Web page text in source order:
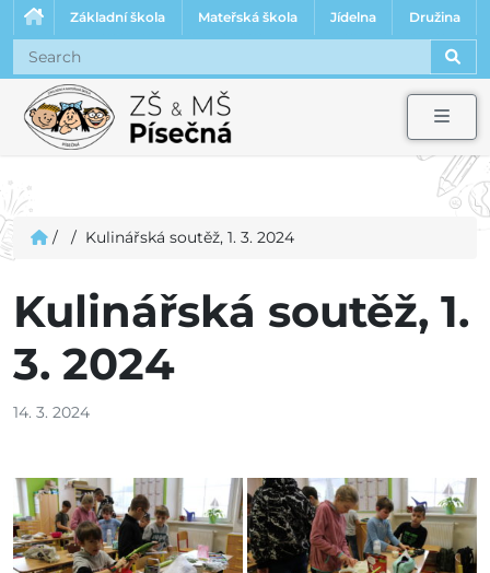
Základní škola Mateřská škola Jídelna Družina
/ / Kulinářská soutěž, 1. 3. 2024
Kulinářská soutěž, 1.
3. 2024
14. 3. 2024